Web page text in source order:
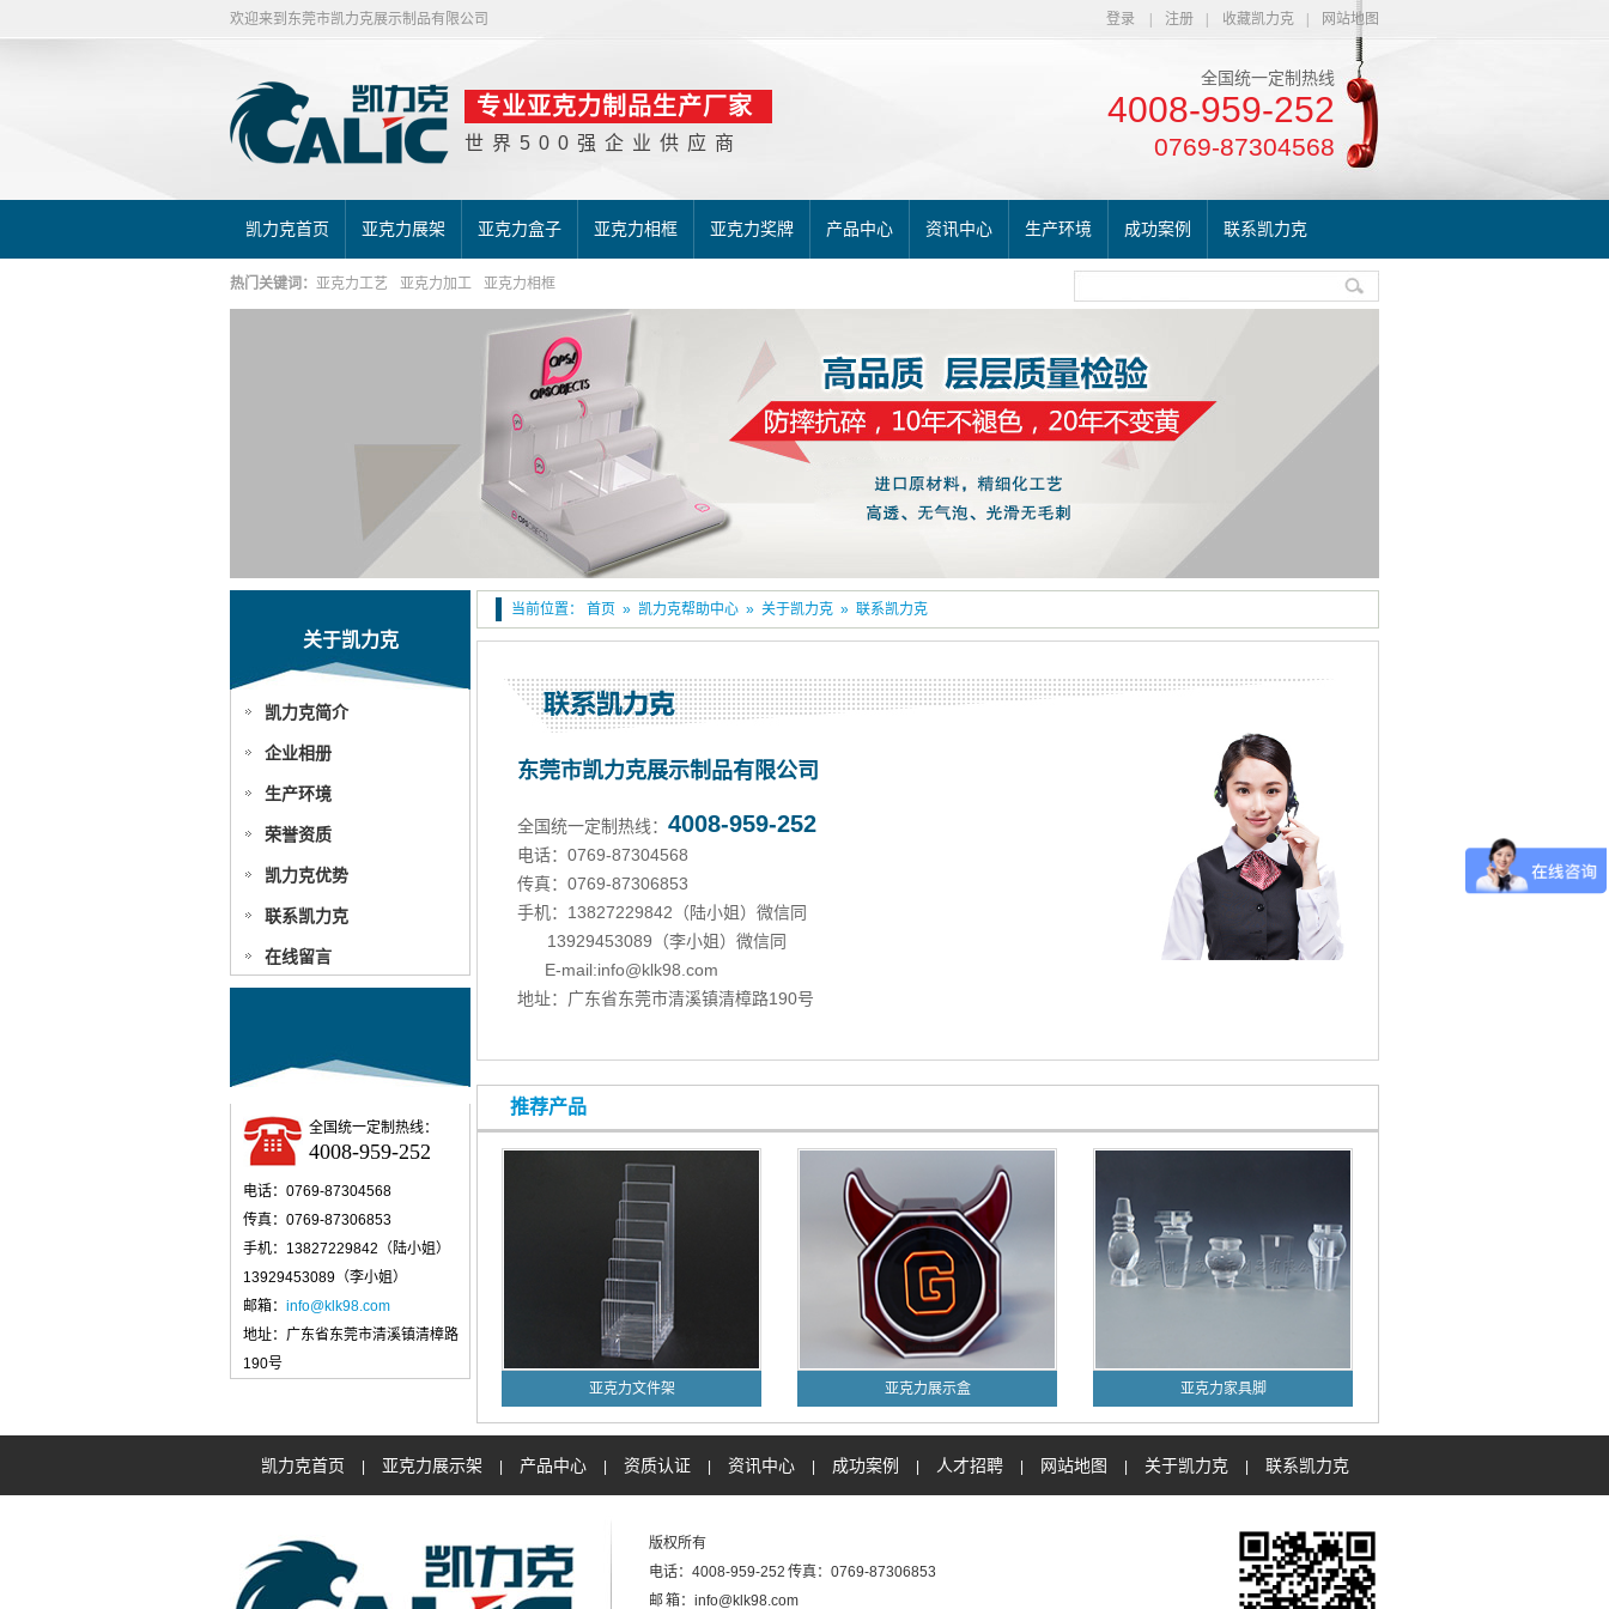
登录 注册 收藏凯力克 网站地图
欢迎来到东莞市凯力克展示制品有限公司
专业亚克力制品生产厂家
世界500强企业供应商
全国统一定制热线
4008-959-252
0769-87304568
凯力克首页 亚克力展架 亚克力盒子 亚克力相框 亚克力奖牌 产品中心 资讯中心 生产环境 成功案例 联系凯力克
热门关键词： 亚克力工艺 亚克力加工 亚克力相框
关于凯力克
凯力克简介
企业相册
生产环境
荣誉资质
凯力克优势
联系凯力克
在线留言
全国统一定制热线：
4008-959-252
电话：0769-87304568
传真：0769-87306853
手机：13827229842（陆小姐）
13929453089（李小姐）
邮箱： info@klk98.com
地址：广东省东莞市清溪镇清樟路
190号
当前位置： 首页 » 凯力克帮助中心 » 关于凯力克 » 联系凯力克
东莞市凯力克展示制品有限公司
全国统一定制热线： 4008-959-252
电话：0769-87304568
传真：0769-87306853
手机：13827229842（陆小姐）微信同
13929453089（李小姐）微信同
E-mail:info@klk98.com
地址：广东省东莞市清溪镇清樟路190号
推荐产品
亚克力文件架 亚克力展示盒 亚克力家具脚
凯力克首页 亚克力展示架 产品中心 资质认证 资讯中心 成功案例 人才招聘 网站地图 关于凯力克 联系凯力克
版权所有
电话：4008-959-252 传真：0769-87306853
邮 箱：info@klk98.com